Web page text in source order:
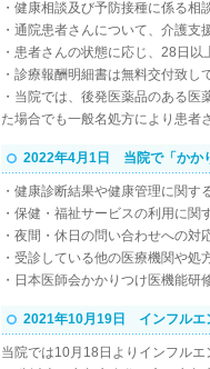
・健康相談及び予防接種に係る相
・通院患者さんについて、介護
・患者さんの状態に応じ、28日
・診療報酬明細書は無料交付致し
・当院では、後発医薬品のある
た場合でも一般名処方により患者
2022年4月1日 当院で「かか
・健康診断結果や健康管理に関
・保健・福祉サービスの利用に関
・夜間・休日の問い合わせへの対
・受診している他の医療機関や
・日本医師会かかりつけ医機能
2021年10月19日 インフルエ
当院では10月18日よりインフル